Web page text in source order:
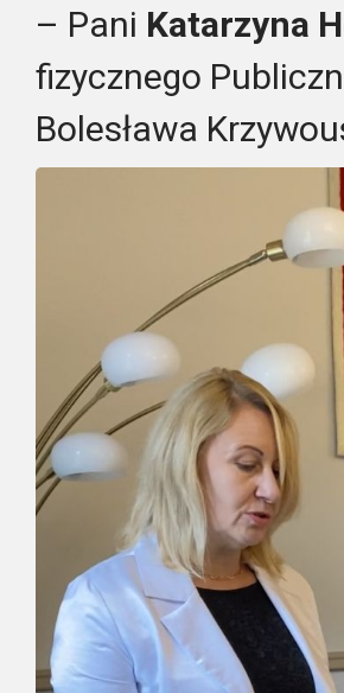
– Pani Katarzyna
fizycznego
Bolesława